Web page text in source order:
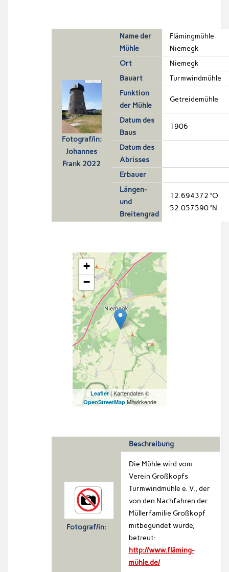
Fotograf/in:
Johannes
Frank 2022
Name der
Mühle
Flämingmühle
Niemegk
Ort
Niemegk
Bauart
Turmwindmühle
Funktion
der Mühle
Getreidemühle
Datum des
Baus
1906
Datum des
Abrisses
Erbauer
Längen-
und
Breitengrad
12.694372 °O
52.057590 °N
+
−
Leaflet| Kartendaten ©
OpenStreetMapMitwirkende
Fotograf/in:
Beschreibung
Die Mühle wird vom
Verein Großkopfs
Turmwindmühle e. V., der
von den Nachfahren der
Müllerfamilie Großkopf
mitbegündet wurde,
betreut:
http://www.fläming-
mühle.de/